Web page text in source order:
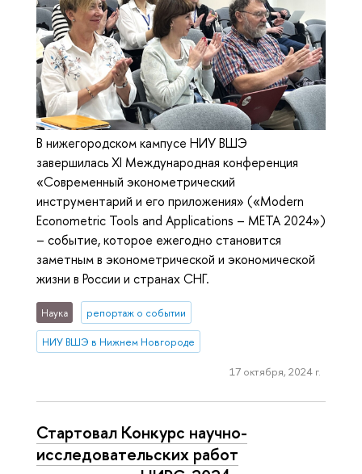
В нижегородском кампусе НИУ ВШЭ
завершилась XI Международная конференция
«Современный эконометрический
инструментарий и его приложения» («Modern
Econometric Tools and Applications – META 2024»)
– событие, которое ежегодно становится
заметным в эконометрической и экономической
жизни в России и странах СНГ.
Наука репортаж о событии
НИУ ВШЭ в Нижнем Новгороде
17 октября, 2024 г.
Стартовал Конкурс научно-
исследовательских работ